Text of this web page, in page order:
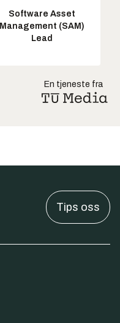
Software Asset
Management (SAM)
Lead
En tjeneste fra
Tips oss